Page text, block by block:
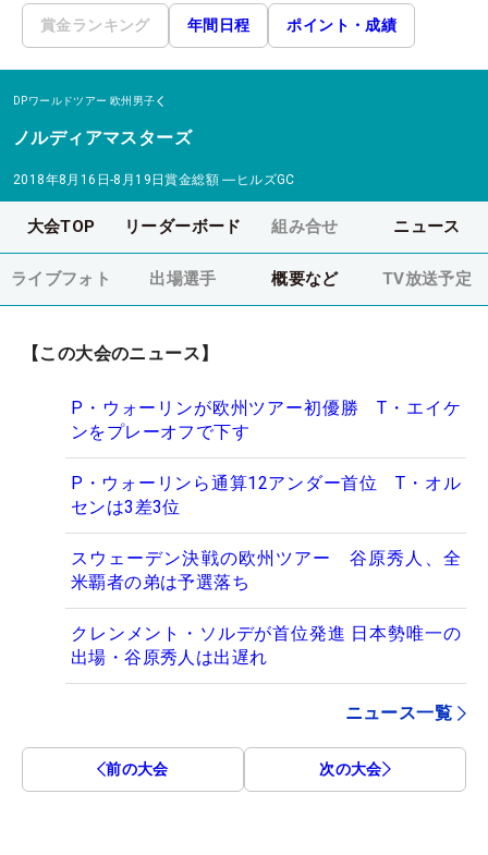
賞金ランキング 年間日程 ポイント・成績
DPワールドツアー 欧州男子
ノルディアマスターズ
2018年8月16日-8月19日賞金総額 ― ヒルズGC
大会TOP リーダーボード 組み合せ ニュース
ライブフォト 出場選手 概要など TV放送予定
【この大会のニュース】
P・ウォーリンが欧州ツアー初優勝 T・エイケ
ンをプレーオフで下す
P・ウォーリンら通算12アンダー首位 T・オル
センは3差3位
スウェーデン決戦の欧州ツアー 谷原秀人、全
米覇者の弟は予選落ち
クレンメント・ソルデが首位発進 日本勢唯一の
出場・谷原秀人は出遅れ
ニュース一覧
前の大会 次の大会